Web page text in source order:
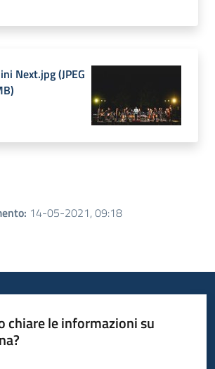
Next.jpg(JPEG
)
: 14-05-2021, 09:18
chiare le informazioni su